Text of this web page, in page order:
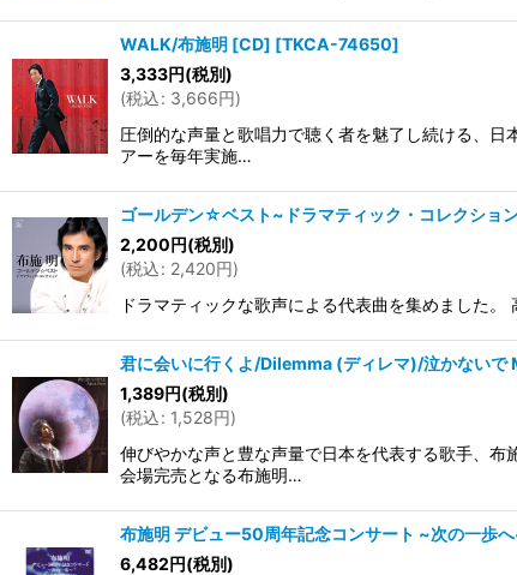
WALK/布施明 [CD] [TKCA-74650]
3,333円(税別)
(税込: 3,666円)
圧倒的な声量と歌唱力で聴く者を魅了し続ける、
アーを毎年実施…
ゴールデン☆ベスト~ドラマティック・コレクショ
2,200円(税別)
(税込: 2,420円)
ドラマティックな歌声による代表曲を集めました
君に会いに行くよ/Dilemma (ディレマ)/泣かない
1,389円(税別)
(税込: 1,528円)
伸びやかな声と豊な声量で日本を代表する歌手、
会場完売となる布施明…
布施明 デビュー50周年記念コンサート ~次の一歩
6,482円(税別)